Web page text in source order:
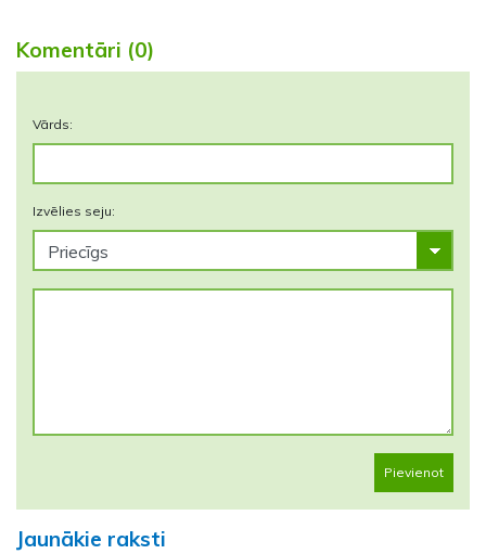
Komentāri (0)
Vārds:
Izvēlies seju:
Pievienot
Jaunākie raksti